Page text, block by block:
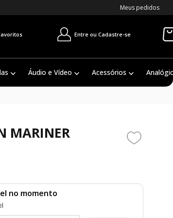
Meus pedidos
Entre ou Cadastre-se
Áudio e Vídeo Acessórios
MARINER
no momento